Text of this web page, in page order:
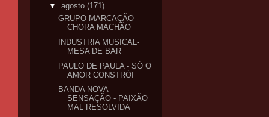
▼ agosto (171)
GRUPO MARCAÇÃO -
CHORA MACHÃO
INDUSTRIA MUSICAL-
MESA DE BAR
PAULO DE PAULA - SÓ O
AMOR CONSTRÓI
BANDA NOVA
SENSAÇÃO - PAIXÃO
MAL RESOLVIDA